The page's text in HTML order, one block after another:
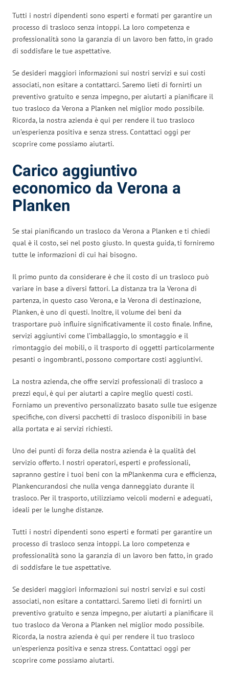
Tutti i nostri dipendenti sono esperti e formati per garantire un
processo di trasloco senza intoppi. La loro competenza e
professionalità sono la garanzia di un lavoro ben fatto, in grado
di soddisfare le tue aspettative.
Se desideri maggiori informazioni sui nostri servizi e sui costi
associati, non esitare a contattarci. Saremo lieti di fornirti un
preventivo gratuito e senza impegno, per aiutarti a pianificare il
tuo trasloco da Verona a Planken nel miglior modo possibile.
Ricorda, la nostra azienda è qui per rendere il tuo trasloco
un’esperienza positiva e senza stress. Contattaci oggi per
scoprire come possiamo aiutarti.
Carico aggiuntivo
economico da Verona a
Planken
Se stai pianificando un trasloco da Verona a Planken e ti chiedi
qual è il costo, sei nel posto giusto. In questa guida, ti forniremo
tutte le informazioni di cui hai bisogno.
Il primo punto da considerare è che il costo di un trasloco può
variare in base a diversi fattori. La distanza tra la Verona di
partenza, in questo caso Verona, e la Verona di destinazione,
Planken, è uno di questi. Inoltre, il volume dei beni da
trasportare può influire significativamente il costo finale. Infine,
servizi aggiuntivi come l’imballaggio, lo smontaggio e il
rimontaggio dei mobili, o il trasporto di oggetti particolarmente
pesanti o ingombranti, possono comportare costi aggiuntivi.
La nostra azienda, che offre servizi professionali di trasloco a
prezzi equi, è qui per aiutarti a capire meglio questi costi.
Forniamo un preventivo personalizzato basato sulle tue esigenze
specifiche, con diversi pacchetti di trasloco disponibili in base
alla portata e ai servizi richiesti.
Uno dei punti di forza della nostra azienda è la qualità del
servizio offerto. I nostri operatori, esperti e professionali,
sapranno gestire i tuoi beni con la mPlankenma cura e efficienza,
Plankencurandosi che nulla venga danneggiato durante il
trasloco. Per il trasporto, utilizziamo veicoli moderni e adeguati,
ideali per le lunghe distanze.
Tutti i nostri dipendenti sono esperti e formati per garantire un
processo di trasloco senza intoppi. La loro competenza e
professionalità sono la garanzia di un lavoro ben fatto, in grado
di soddisfare le tue aspettative.
Se desideri maggiori informazioni sui nostri servizi e sui costi
associati, non esitare a contattarci. Saremo lieti di fornirti un
preventivo gratuito e senza impegno, per aiutarti a pianificare il
tuo trasloco da Verona a Planken nel miglior modo possibile.
Ricorda, la nostra azienda è qui per rendere il tuo trasloco
un’esperienza positiva e senza stress. Contattaci oggi per
scoprire come possiamo aiutarti.